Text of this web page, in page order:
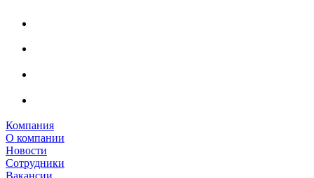
Компания
О компании
Новости
Сотрудники